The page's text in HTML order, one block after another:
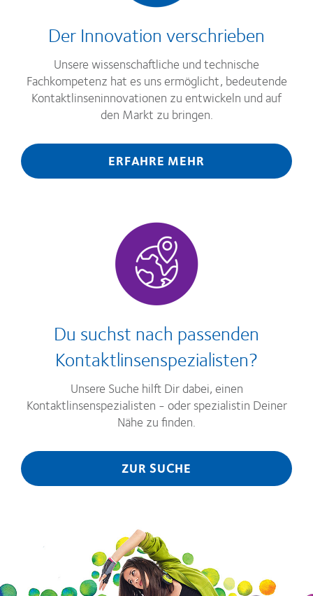
Der Innovation verschrieben
Unsere wissenschaftliche und technische
Fachkompetenz hat es uns ermöglicht, bedeutende
Kontaktlinseninnovationen zu entwickeln und auf
den Markt zu bringen.
ERFAHRE MEHR
Du suchst nach passenden
Kontaktlinsenspezialisten?
Unsere Suche hilft Dir dabei, einen
Kontaktlinsenspezialisten - oder spezialistin Deiner
Nähe zu finden.
ZUR SUCHE